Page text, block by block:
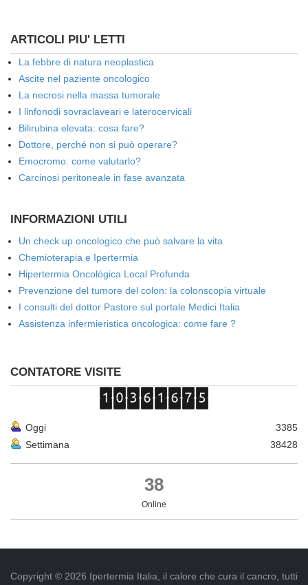
ARTICOLI PIU' LETTI
La febbre di natura neoplastica
Ascite nel paziente oncologico
La necrosi nella massa tumorale
I linfonodi sovraclaveari e laterocervicali
Bilirubina elevata: cosa fare?
Dottore, perché non si può operare?
Emocromo: come valutarlo?
Carcinosi peritoneale in fase avanzata
INFORMAZIONI UTILI
Un check up oncologico che può salvare la vita
Chemioterapia e Ipertermia
Hipertermia Oncológica Local Profunda
Prevenzione del tumore del colon: la colonscopia virtuale
I consulti del dottor Pastore sul portale Medici Italia
Assistenza infermieristica oncologica: come fare ?
CONTATORE VISITE
Oggi
3385
Settimana
38428
38
Online
Copyright © 2026 Ipertermia Italia, il calore che cura il cancro, tutti